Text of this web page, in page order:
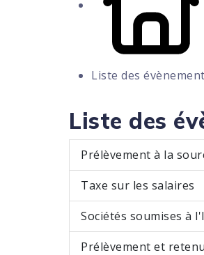
Liste des
Liste des
Prélèvement à la
Taxe sur les salaires
Sociétés soumises à
Prélèvement et